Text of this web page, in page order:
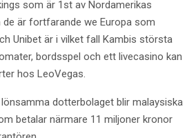
som är 1st av Nordamerikas
är fortfarande we Europa som
Unibet är i vilket fall Kambis största
bordsspel och ett livecasino kan
hos LeoVegas.
dotterbolaget blir malaysiska
betalar närmare 11 miljoner kronor